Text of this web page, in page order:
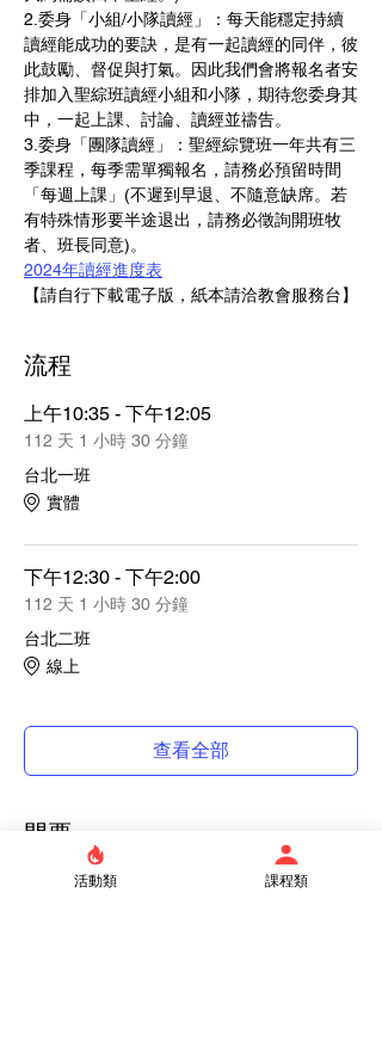
2.委身「小組/小隊讀經」：每天能穩定持續
讀經能成功的要訣，是有一起讀經的同伴，彼
此鼓勵、督促與打氣。因此我們會將報名者安
排加入聖綜班讀經小組和小隊，期待您委身其
中，一起上課、討論、讀經並禱告。
3.委身「團隊讀經」：聖經綜覽班一年共有三
季課程，每季需單獨報名，請務必預留時間
「每週上課」(不遲到早退、不隨意缺席。若
有特殊情形要半途退出，請務必徵詢開班牧
者、班長同意)。
2024年讀經進度表
【請自行下載電子版，紙本請洽教會服務台】
流程
上午10:35 - 下午12:05
112 天 1 小時 30 分鐘
台北一班
實體
下午12:30 - 下午2:00
112 天 1 小時 30 分鐘
台北二班
線上
查看全部
門票
活動類 課程類